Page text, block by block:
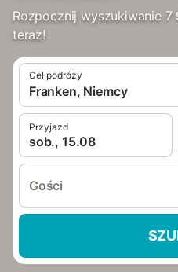
Rozpocznij wyszukiwanie 7
teraz!
Cel podróży
Franken, Niemcy
Przyjazd
sob., 15.08
Gości